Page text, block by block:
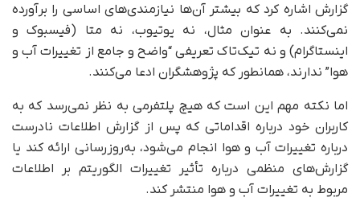
گزارش اشاره کرد که بیشتر آن‌ها نیازمندی‌های اساسی را برآورده
نمی‌کنند. به عنوان مثال، نه یوتیوب، نه متا (فیسبوک و
اینستاگرام) و نه تیک‌تاک تعریفی “واضح و جامع از تغییرات آب و
هوا” ندارند، همانطور که پژوهشگران ادعا می‌کنند.
اما نکته مهم این است که هیچ پلتفرمی به نظر نمی‌رسد که به
کاربران خود درباره اقداماتی که پس از گزارش اطلاعات نادرست
درباره تغییرات آب و هوا انجام می‌شود، به‌روزرسانی ارائه کند یا
گزارش‌های منظمی درباره تأثیر تغییرات الگوریتم بر اطلاعات
مربوط به تغییرات آب و هوا منتشر کند.